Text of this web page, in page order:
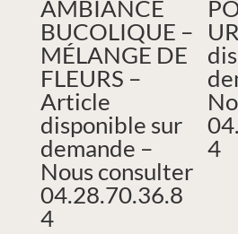
AMBIANCE
BUCOLIQUE –
MÉLANGE DE
FLEURS –
Article
disponible sur
demande –
Nous consulter
04.28.70.36.8
4
4